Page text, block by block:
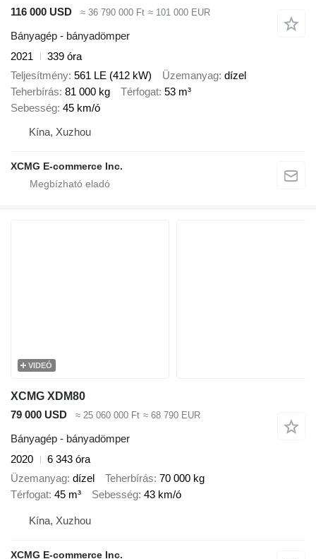
116 000 USD
≈ 36 790 000 Ft ≈ 101 000 EUR
Bányagép - bányadömper
2021
339 óra
Teljesítmény 561 LE (412 kW) Üzemanyag dízel
Teherbírás 81 000 kg Térfogat 53 m³
Sebesség 45 km/ó
Kína, Xuzhou
XCMG E-commerce Inc.
VIDEÓ
XCMG XDM80
79 000 USD
≈ 25 060 000 Ft ≈ 68 790 EUR
Bányagép - bányadömper
2020
6 343 óra
Üzemanyag dízel Teherbírás 70 000 kg
Térfogat 45 m³ Sebesség 43 km/ó
Kína, Xuzhou
XCMG E-commerce Inc.